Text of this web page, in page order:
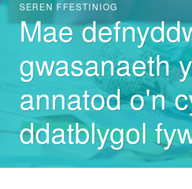
SEREN FFESTINIOG
Mae
gwasanaeth
annatod o'n
ddatblygol
SEREN FFESTINIOG
Rydym yn
cefnogaeth
fobl gydag
dysgu